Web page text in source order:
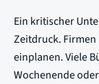
Ein kritischer
Zeitdruck.
einplanen. Viele
Wochenende